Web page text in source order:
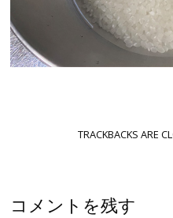
TRACKBACKS ARE
コメントを残す